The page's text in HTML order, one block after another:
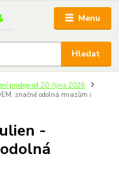
Menu
Hledat
prodeje od 20. října 2026
značně odolná mrazům i
-